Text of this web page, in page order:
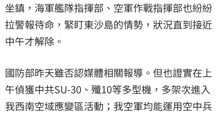
坐鎮，海軍艦隊指揮部、空軍作戰指揮部也紛紛
拉警報待命，緊盯東沙島的情勢，狀況直到接近
中午才解除。
國防部昨天雖否認媒體相關報導。但也證實在上
午偵獲中共SU-30、殲10等多型機，多架次進入
我西南空域應變區活動；我空軍均能運用空中兵